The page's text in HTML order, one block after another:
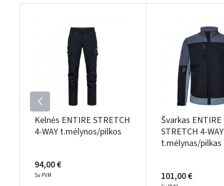
Kelnės ENTIRE STRETCH
4-WAY t.mėlynos/pilkos
94,00 €
Su PVM
Švarkas ENTIRE
STRETCH 4-WAY
t.mėlynas/pilkas
101,00 €